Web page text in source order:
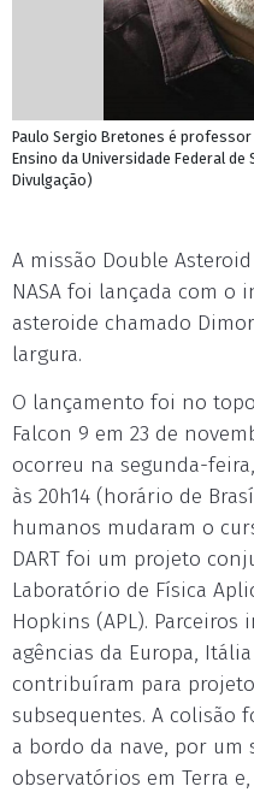
Paulo Sergio Bretones é
Ensino da Universidade Federal de
Divulgação)
A missão Double
NASA foi lançada com
asteroide chamado
largura.
O lançamento foi no
Falcon 9 em 23 de
ocorreu na segunda-
às 20h14 (horário de
humanos mudaram o
DART foi um projeto
Laboratório de Física
Hopkins (APL).
agências da Europa,
contribuíram para
subsequentes. A colisão
a bordo da nave, por
observatórios em Terra